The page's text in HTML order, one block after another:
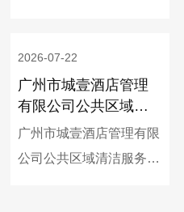
2026-07-22
广州市城壹酒店管理
有限公司公共区域清
洁服务外包项目采购
结果公告
广州市城壹酒店管理有限
公司公共区域清洁服务外